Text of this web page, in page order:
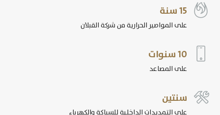
 15 سنة
على المواصير الحرارية من شركة القبلان
 10 سنوات
على المصاعد
 سنتين
على التمديدات الداخلية للسباكة والكهرباء